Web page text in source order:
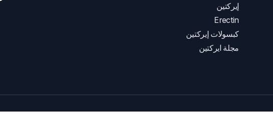
إيركتين
Erectin
كبسولات إيركتين
مجلة ايركتين